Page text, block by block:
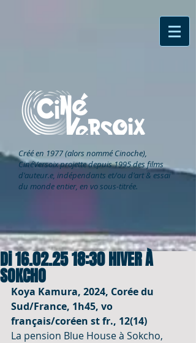
Créé en 1977 (alors nommé Cinoche),
CinéVersoixprojette depuis 1995 des films
d'auteur.e, indépendants et/ou d'art & essai
du monde entier, en vo sous-titrée.
Di 16.02.25 18:30 HIVER À
SOKCHO
Koya Kamura, 2024, Corée du
Sud/France, 1h45, vo
français/coréen st fr., 12(14)
La pension Blue House à Sokcho,